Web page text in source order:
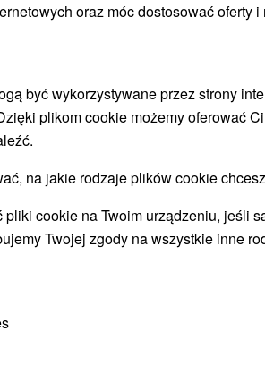
oraz móc dostosować oferty i
być wykorzystywane przez strony
plikom cookie możemy oferować
na jakie rodzaje plików cookie
cookie na Twoim urządzeniu, jeśli
Twojej zgody na wszystkie inne